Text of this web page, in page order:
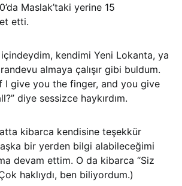
Maslak’taki yerine 15
etti.
içindeydim, kendimi Yeni Lokanta, ya
almaya çalışır gibi buldum.
I give you the finger, and you give
diye sessizce haykırdım.
kibarca kendisine teşekkür
bir yerden bilgi alabileceğimi
devam ettim. O da kibarca “Siz
haklıydı, ben biliyordum.)